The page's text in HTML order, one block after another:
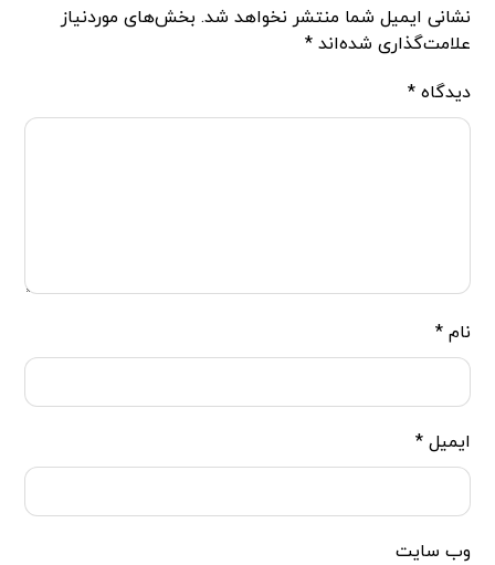
نشانی ایمیل شما منتشر نخواهد شد. بخش‌های موردنیاز
علامت‌گذاری شده‌اند*
دیدگاه*
نام*
ایمیل*
وب‌ سایت